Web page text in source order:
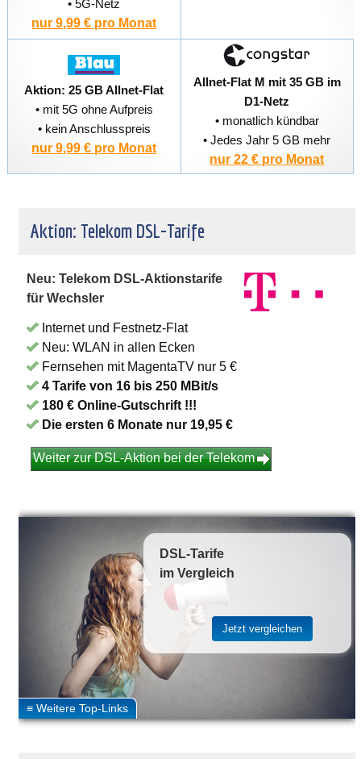
• 5G-Netz
nur 9,99 € pro Monat
Aktion: 25 GB Allnet-Flat
• mit 5G ohne Aufpreis
• kein Anschlusspreis
nur 9,99 € pro Monat
Allnet-Flat M mit 35 GB im
D1-Netz
• monatlich kündbar
• Jedes Jahr 5 GB mehr
nur 22 € pro Monat
Aktion: Telekom DSL-Tarife
Neu: Telekom DSL-Aktionstarife
für Wechsler
Internet und Festnetz-Flat
Neu: WLAN in allen Ecken
Fernsehen mit MagentaTV nur 5 €
4 Tarife von 16 bis 250 MBit/s
180 € Online-Gutschrift !!!
Die ersten 6 Monate nur 19,95 €
Weiter zur DSL-Aktion bei der Telekom
DSL-Tarife
im Vergleich